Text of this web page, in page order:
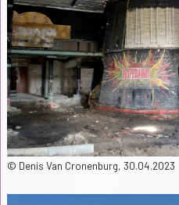
© Denis Van Cronenburg, 30.04.2023